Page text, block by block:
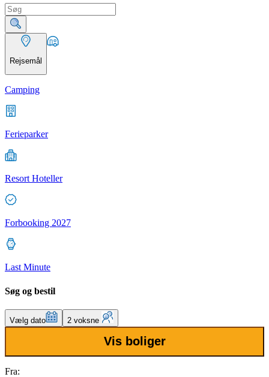
Rejsemål
Camping
Ferieparker
Resort Hoteller
Forbooking 2027
Last Minute
Søg og bestil
Vælg dato 2 voksne
Vis boliger
Fra: